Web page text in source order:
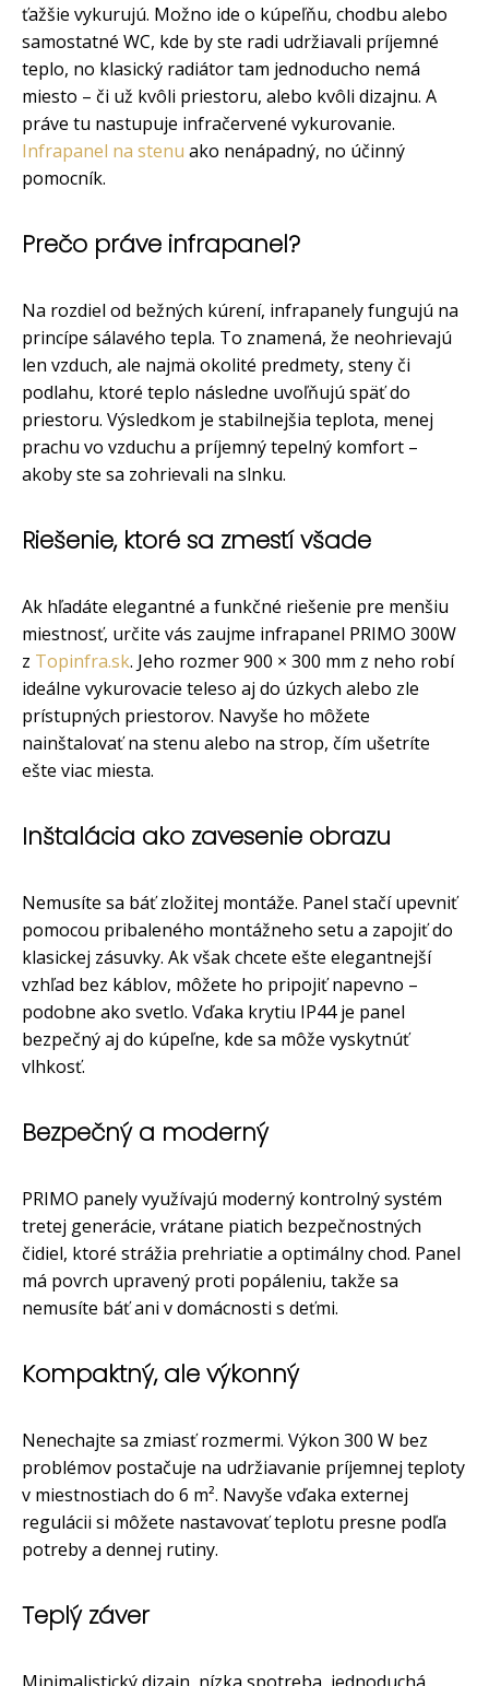
ťažšie vykurujú. Možno ide o kúpeľňu, chodbu alebo
samostatné WC, kde by ste radi udržiavali príjemné
teplo, no klasický radiátor tam jednoducho nemá
miesto – či už kvôli priestoru, alebo kvôli dizajnu. A
práve tu nastupuje infračervené vykurovanie.
Infrapanel na stenu ako nenápadný, no účinný
pomocník.
Prečo práve infrapanel?
Na rozdiel od bežných kúrení, infrapanely fungujú na
princípe sálavého tepla. To znamená, že neohrievajú
len vzduch, ale najmä okolité predmety, steny či
podlahu, ktoré teplo následne uvoľňujú späť do
priestoru. Výsledkom je stabilnejšia teplota, menej
prachu vo vzduchu a príjemný tepelný komfort –
akoby ste sa zohrievali na slnku.
Riešenie, ktoré sa zmestí všade
Ak hľadáte elegantné a funkčné riešenie pre menšiu
miestnosť, určite vás zaujme infrapanel PRIMO 300W
z Topinfra.sk. Jeho rozmer 900 × 300 mm z neho robí
ideálne vykurovacie teleso aj do úzkych alebo zle
prístupných priestorov. Navyše ho môžete
nainštalovať na stenu alebo na strop, čím ušetríte
ešte viac miesta.
Inštalácia ako zavesenie obrazu
Nemusíte sa báť zložitej montáže. Panel stačí upevniť
pomocou pribaleného montážneho setu a zapojiť do
klasickej zásuvky. Ak však chcete ešte elegantnejší
vzhľad bez káblov, môžete ho pripojiť napevno –
podobne ako svetlo. Vďaka krytiu IP44 je panel
bezpečný aj do kúpeľne, kde sa môže vyskytnúť
vlhkosť.
Bezpečný a moderný
PRIMO panely využívajú moderný kontrolný systém
tretej generácie, vrátane piatich bezpečnostných
čidiel, ktoré strážia prehriatie a optimálny chod. Panel
má povrch upravený proti popáleniu, takže sa
nemusíte báť ani v domácnosti s deťmi.
Kompaktný, ale výkonný
Nenechajte sa zmiasť rozmermi. Výkon 300 W bez
problémov postačuje na udržiavanie príjemnej teploty
v miestnostiach do 6 m². Navyše vďaka externej
regulácii si môžete nastavovať teplotu presne podľa
potreby a dennej rutiny.
Teplý záver
Minimalistický dizajn, nízka spotreba, jednoduchá